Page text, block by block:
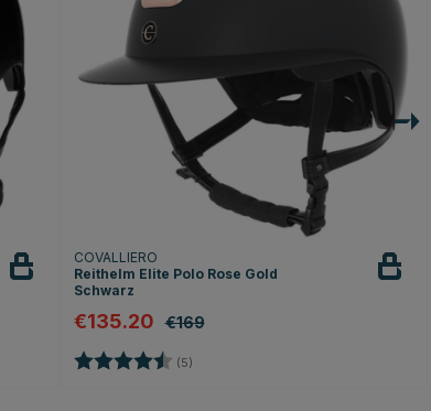
COVALLIERO
Reithelm Elite Polo Rose Gold
Schwarz
€135.20 €169
Bewertung: (5)